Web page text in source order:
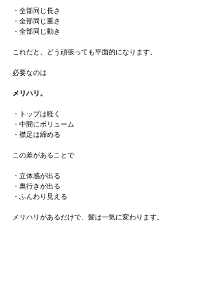
・全部同じ長さ
・全部同じ重さ
・全部同じ動き
これだと、どう頑張っても平面的になります。
必要なのは
メリハリ。
・トップは軽く
・中間にボリューム
・襟足は締める
この差があることで
・立体感が出る
・奥行きが出る
・ふんわり見える
メリハリがあるだけで、髪は一気に変わります。